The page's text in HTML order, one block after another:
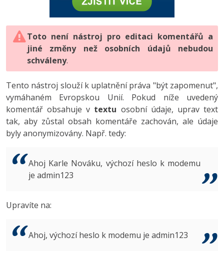
HTML5, CSS3, Bootstrap, SEO
SQL a databáze
Testování a verzování
UML a návrhové vzory
React
Spring
ASP.NET MVC
Best practices
PHP
JavaScript
Python
HTML / CSS
UML a návrhové vzory
MySQL/MariaDB
MS-SQL
Vývojář mobilních aplikací
C# Game developer
Tester
Systémový administrátor
3D grafik
Copywriter
-80%
JavaScript -80%
PHP -80%
Swift -80%
Kotlin -80%
VB.NET
Algoritmy -41%
Digitální gramotnost
Marketing
WordPress
SEO
UX
Business
Copywriting
Photoshop -80%
Adobe Illustrator -80%
Adobe Lightroom
Adobe XD
Adobe InDesign -25%
Adobe After Effects
Inkscape
Toto není nástroj pro editaci komentářů a
jiné změny než osobních údajů nebudou
schváleny.
Tento nástroj slouží k uplatnění práva "být zapomenut",
vymáhaném Evropskou Unií. Pokud níže uvedený
komentář obsahuje v textu osobní údaje, uprav text
tak, aby zůstal obsah komentáře zachován, ale údaje
byly anonymizovány. Např. tedy:
Ahoj Karle Nováku, výchozí heslo k modemu
je admin123
Upravíte na:
Ahoj, výchozí heslo k modemu je admin123